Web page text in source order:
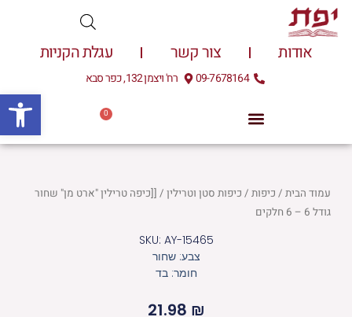
דילוג
לתוכן
אודות צור קשר עגלת הקניות
09-7678164 רח' ויצמן 132, כפר סבא
0
עגלת
עמוד הבית/ כיפות/ כיפות סטן וטרילין/ [[כיפה טרילין "ארט מן" שחור
גודל 6 – 6 חלקים
SKU: AY-15465
צבע: שחור
חומר: בד
21.98 ₪